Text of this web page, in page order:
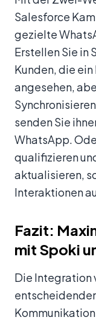
Salesforce
gezielte
Erstellen Sie in
Kunden, die
angesehen,
senden Sie
WhatsApp.
qualifizieren
aktualisieren,
Interaktionen
Fazit:
mit Spoki
Die Integration